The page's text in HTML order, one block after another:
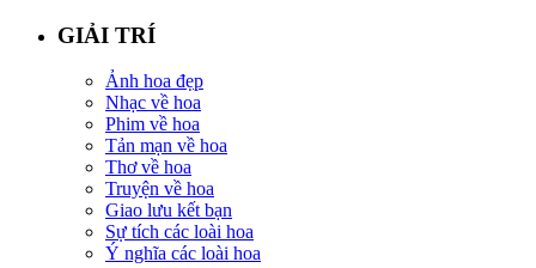
GIẢI TRÍ
Ảnh hoa đẹp
Nhạc về hoa
Phim về hoa
Tản mạn về hoa
Thơ về hoa
Truyện về hoa
Giao lưu kết bạn
Sự tích các loài hoa
Ý nghĩa các loài hoa